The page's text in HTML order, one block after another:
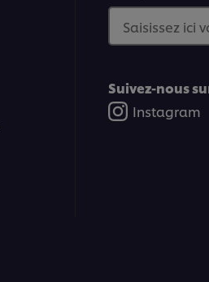
Saisissez ici
Suivez-nous
Instagram